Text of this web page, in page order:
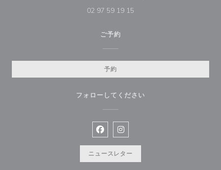
02 97 59 19 15
ご予約
予約
フォローしてください
Facebook ((新しいウィンドウで
Instagram ((新しいウィンド
ニュースレター